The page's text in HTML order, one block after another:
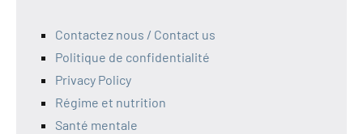
Contactez nous / Contact us
Politique de confidentialité
Privacy Policy
Régime et nutrition
Santé mentale